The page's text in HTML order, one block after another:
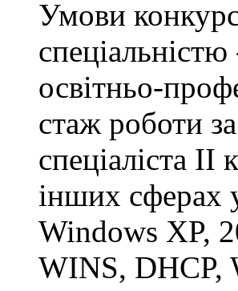
Умови
освітньо-
стаж роботи
спеціаліста
інших сферах
Windows XP,
WINS, DHCP,